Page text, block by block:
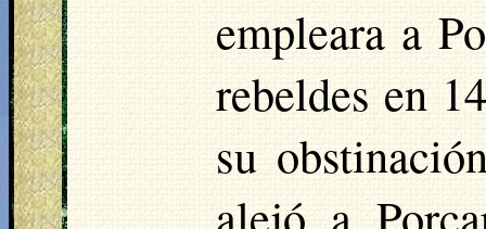
empleara a
rebeldes en
su